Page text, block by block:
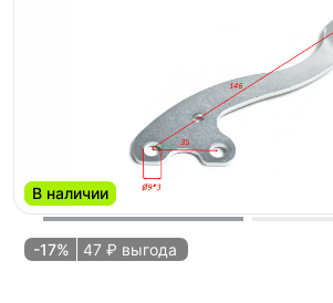
В наличии
-17% 47 ₽ выгода